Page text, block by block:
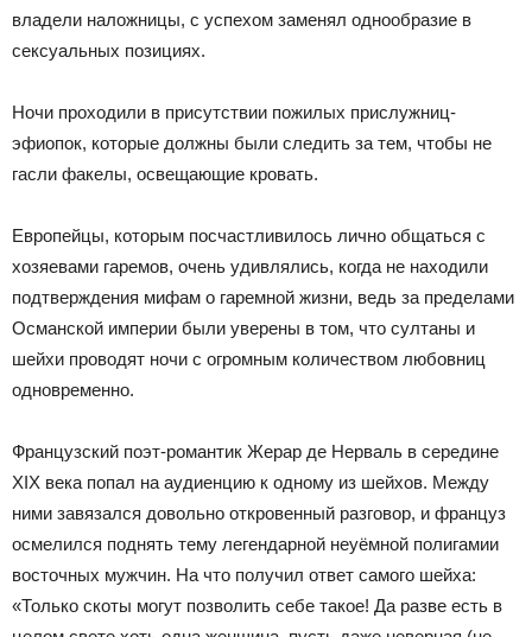
владели наложницы, с успехом заменял однообразие в
сексуальных позициях.
Ночи проходили в присутствии пожилых прислужниц-
эфиопок, которые должны были следить за тем, чтобы не
гасли факелы, освещающие кровать.
Европейцы, которым посчастливилось лично общаться с
хозяевами гаремов, очень удивлялись, когда не находили
подтверждения мифам о гаремной жизни, ведь за пределами
Османской империи были уверены в том, что султаны и
шейхи проводят ночи с огромным количеством любовниц
одновременно.
Французский поэт-романтик Жерар де Нерваль в середине
XIX века попал на аудиенцию к одному из шейхов. Между
ними завязался довольно откровенный разговор, и француз
осмелился поднять тему легендарной неуёмной полигамии
восточных мужчин. На что получил ответ самого шейха:
«Только скоты могут позволить себе такое! Да разве есть в